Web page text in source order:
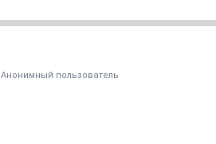
Анонимный пользователь